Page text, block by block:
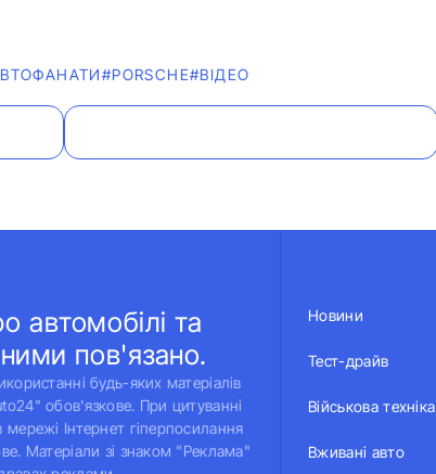
#PORSCHE#ВІДЕО
автомобілі та
пов'язано.
будь-яких матеріалів
обов'язкове. При цитуванні
мережі Інтернет гіперпосилання
Матеріали зі знаком "Реклама"
Новини
Тест-драйв
Військова техніка
Вживані авто